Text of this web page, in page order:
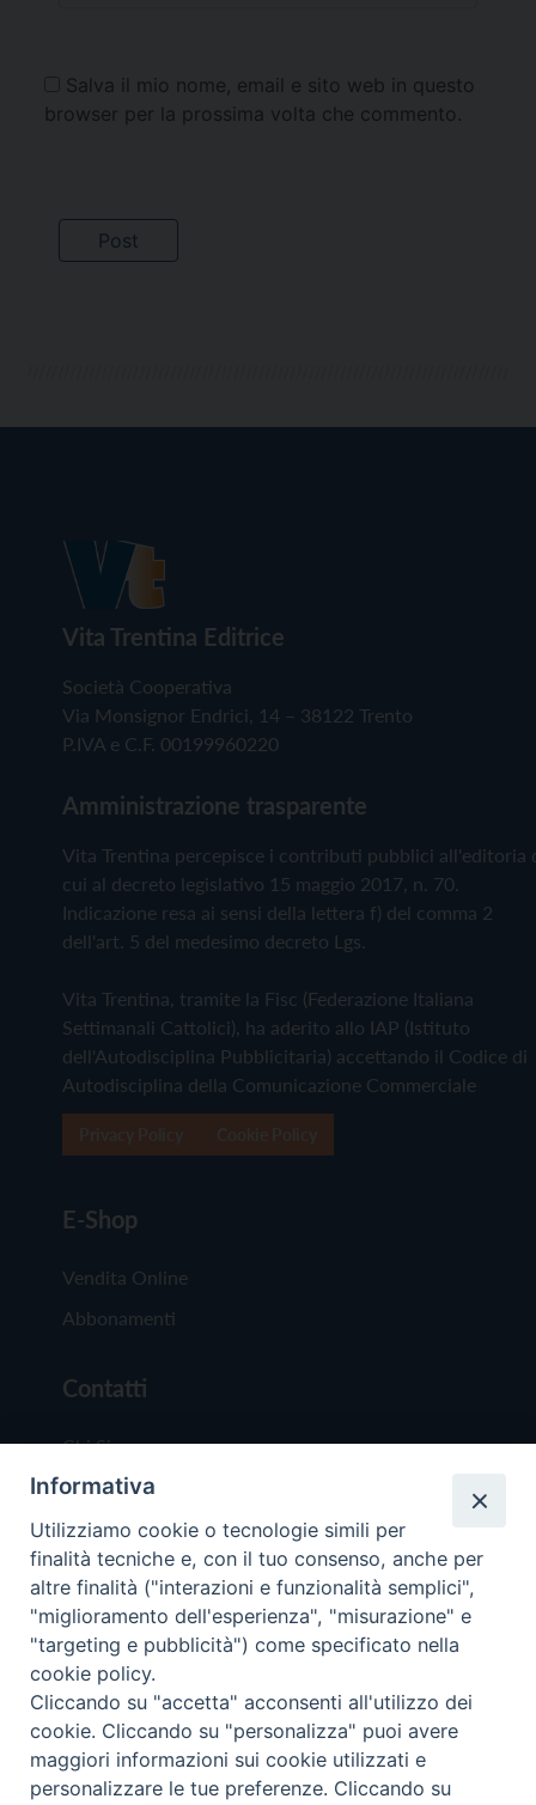
Salva il mio nome, email e sito web in questo
browser per la prossima volta che commento.
Vita Trentina Editrice
Società Cooperativa
Via Monsignor Endrici, 14 – 38122 Trento
P.IVA e C.F. 00199960220
Amministrazione trasparente
Vita Trentina percepisce i contributi pubblici all'editoria
cui al decreto legislativo 15 maggio 2017, n. 70.
Indicazione resa ai sensi della lettera f) del comma 2
dell'art. 5 del medesimo decreto Lgs.
Vita Trentina, tramite la Fisc (Federazione Italiana
Settimanali Cattolici), ha aderito allo IAP (Istituto
dell'Autodisciplina Pubblicitaria) accettando il Codice di
Autodisciplina della Comunicazione Commerciale
E-Shop
Vendita Online
Abbonamenti
Contatti
Chi Siamo
Redazione
Scrivici
Copyright © 2019 - Tutti i diritti riservati - Vita
Trentina Editrice
Privacy Policy
Informativa
Utilizziamo cookie o tecnologie simili per
finalità tecniche e, con il tuo consenso, anche per
altre finalità ("interazioni e funzionalità semplici",
"miglioramento dell'esperienza", "misurazione" e
"targeting e pubblicità") come specificato nella
cookie policy.
Cliccando su "accetta" acconsenti all'utilizzo dei
cookie. Cliccando su "personalizza" puoi avere
maggiori informazioni sui cookie utilizzati e
personalizzare le tue preferenze. Cliccando su